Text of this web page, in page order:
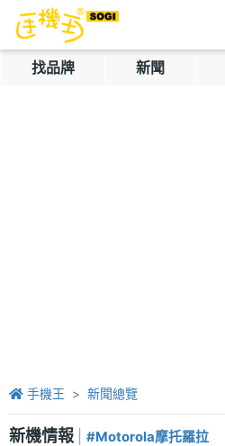
找品牌 新聞
手機王 新聞總覽
新機情報 #Motorola摩托羅拉